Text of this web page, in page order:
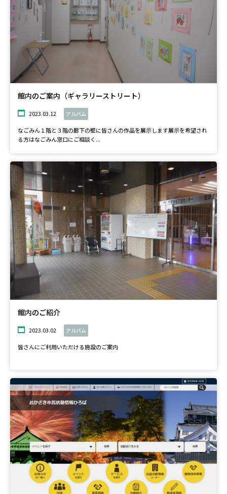
館内のご案内（ギャラリーストリート）
2023.03.12 アルバム
なごみん１階と３階の廊下の壁に皆さんの作品を展示します展示を希望され
る方はなごみん窓口にご相談く...
館内のご紹介
2023.03.02 アルバム
皆さんにご利用いただける施設のご案内